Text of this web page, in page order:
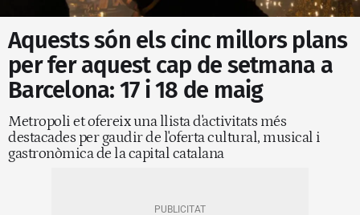
Aquests són els cinc millors plans
per fer aquest cap de setmana a
Barcelona: 17 i 18 de maig
Metropoli et ofereix una llista d'activitats més
destacades per gaudir de l'oferta cultural, musical i
gastronòmica de la capital catalana